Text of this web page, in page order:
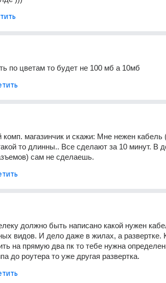
по цветам то будет не 100 мб а 10мб
магазинчик и скажи: Мне нежен кабель
то длинны.. Все сделают за 10 минут. В
сам не сделаешь.
должно быть написано какой нужен
видов. И дело даже в жилах, а развертке.
на прямую два пк то тебе нужна
до роутера то уже другая развертка.